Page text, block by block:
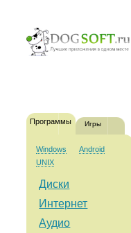
Программы Игры
Windows
Android
UNIX
Диски
Интернет
Аудио